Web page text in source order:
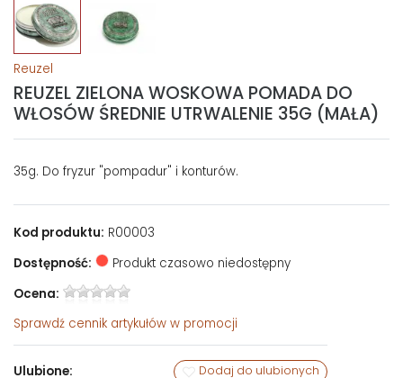
Reuzel
REUZEL ZIELONA WOSKOWA POMADA DO
WŁOSÓW ŚREDNIE UTRWALENIE 35G (MAŁA)
35g. Do fryzur "pompadur" i konturów.
Kod produktu: R00003
Dostępność:
Produkt czasowo niedostępny
Ocena:
Sprawdź cennik artykułów w promocji
Ulubione: Dodaj do ulubionych